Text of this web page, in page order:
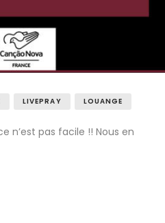
LIVEPRAY LOUANGE
n’est pas facile !! Nous en